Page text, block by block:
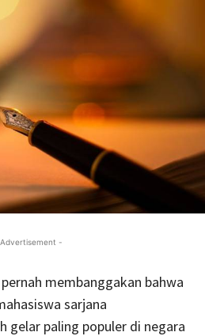
-
membanggakan bahwa
sarjana
gelar paling populer di negara